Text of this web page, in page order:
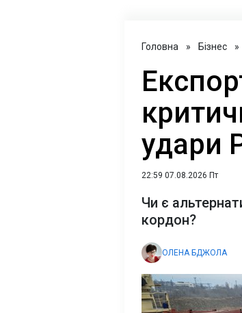
Головна » Бізнес »
удари
22:59 07.08.2026 Пт
Чи є
кордон?
ОЛЕНА БДЖОЛА